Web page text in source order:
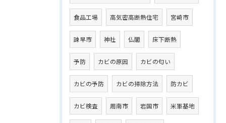
食品工場 高気密高断熱住宅 宮崎市
諫早市 神社 仏閣 床下断熱
予防 カビの原因 カビの匂い
カビの予防 カビの掃除方法 防カビ
カビ検査 周南市 岩国市 米軍基地